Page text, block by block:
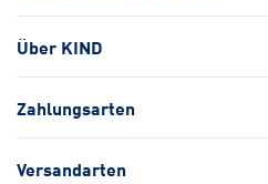
Über KIND
Zahlungsarten
Versandarten